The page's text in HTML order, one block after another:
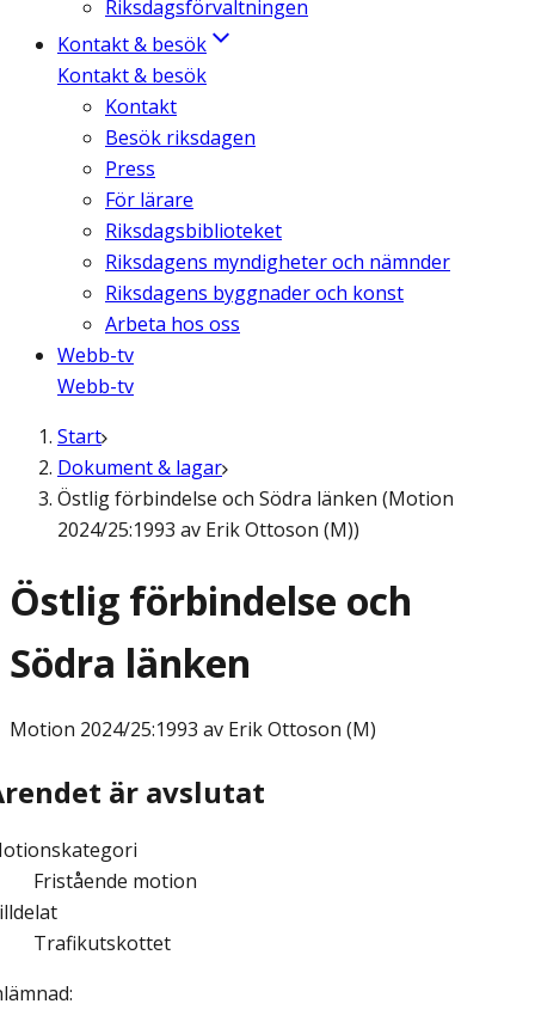
Riksdagsförvaltningen
Kontakt & besök
Kontakt & besök
Kontakt
Besök riksdagen
Press
För lärare
Riksdagsbiblioteket
Riksdagens myndigheter och nämnder
Riksdagens byggnader och konst
Arbeta hos oss
Webb-tv
Webb-tv
Start
Dokument & lagar
Östlig förbindelse och Södra länken (Motion
2024/25:1993 av Erik Ottoson (M))
Östlig förbindelse och
Södra länken
Motion 2024/25:1993 av Erik Ottoson (M)
är avslutat
Fristående motion
Trafikutskottet
: